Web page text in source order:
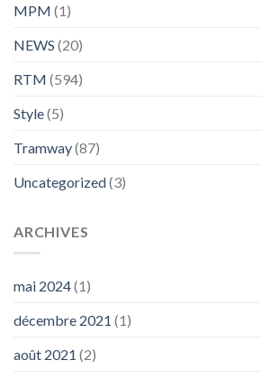
MPM (1)
NEWS (20)
RTM (594)
Style(5)
Tramway(87)
Uncategorized(3)
ARCHIVES
mai 2024(1)
décembre 2021 (1)
août 2021 (2)